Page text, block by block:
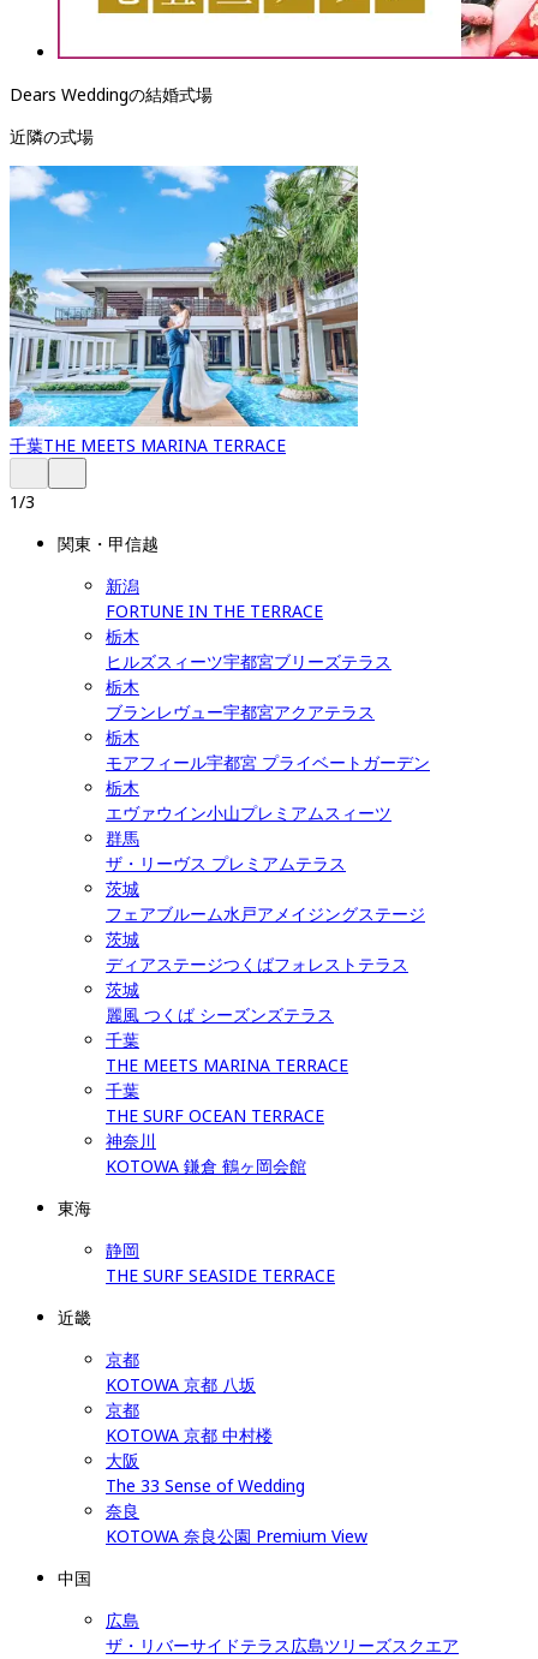
Dears Weddingの結婚式場
近隣の式場
千葉THE MEETS MARINA TERRACE
1/3
関東・甲信越
新潟
FORTUNE IN THE TERRACE
栃木
ヒルズスィーツ宇都宮ブリーズテラス
栃木
ブランレヴュー宇都宮アクアテラス
栃木
モアフィール宇都宮 プライベートガーデン
栃木
エヴァウイン小山プレミアムスィーツ
群馬
ザ・リーヴス プレミアムテラス
茨城
フェアブルーム水戸アメイジングステージ
茨城
ディアステージつくばフォレストテラス
茨城
麗風 つくば シーズンズテラス
千葉
THE MEETS MARINA TERRACE
千葉
THE SURF OCEAN TERRACE
神奈川
KOTOWA 鎌倉 鶴ヶ岡会館
東海
静岡
THE SURF SEASIDE TERRACE
近畿
京都
KOTOWA 京都 八坂
京都
KOTOWA 京都 中村楼
大阪
The 33 Sense of Wedding
奈良
KOTOWA 奈良公園 Premium View
中国
広島
ザ・リバーサイドテラス広島ツリーズスクエア